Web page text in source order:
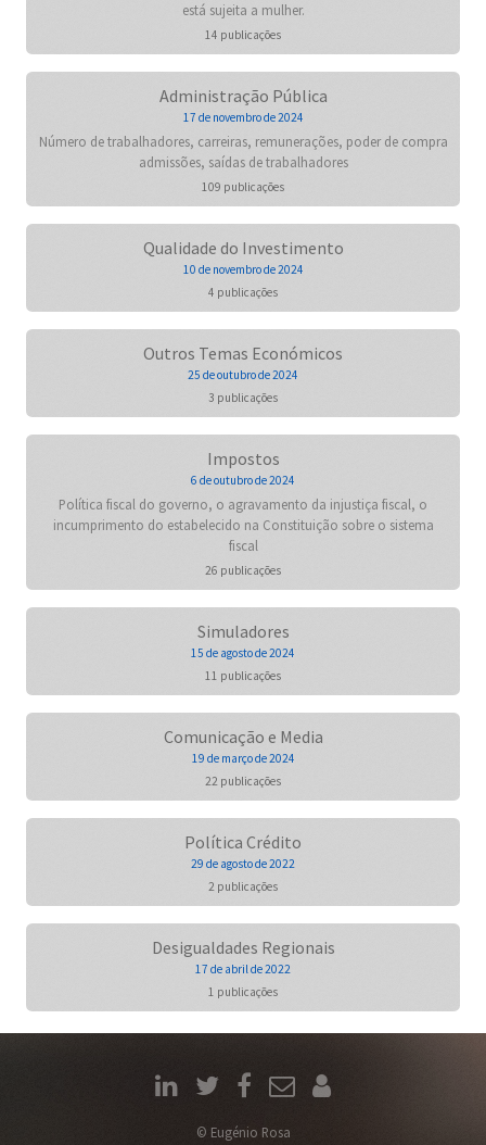
está sujeita a mulher.
14 publicações
Administração Pública
17 de novembro de 2024
Número de trabalhadores, carreiras, remunerações, poder de compra
admissões, saídas de trabalhadores
109 publicações
Qualidade do Investimento
10 de novembro de 2024
4 publicações
Outros Temas Económicos
25 de outubro de 2024
3 publicações
Impostos
6 de outubro de 2024
Política fiscal do governo, o agravamento da injustiça fiscal, o
incumprimento do estabelecido na Constituição sobre o sistema
fiscal
26 publicações
Simuladores
15 de agosto de 2024
11 publicações
Comunicação e Media
19 de março de 2024
22 publicações
Política Crédito
29 de agosto de 2022
2 publicações
Desigualdades Regionais
17 de abril de 2022
1 publicações
© Eugénio Rosa